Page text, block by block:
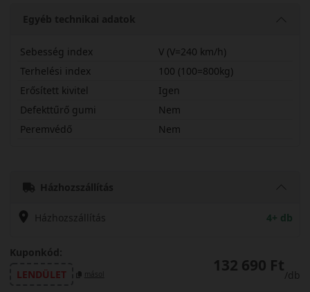
Egyéb technikai adatok
Sebesség index
V (V=240 km/h)
Terhelési index
100 (100=800kg)
Erősített kivitel
Igen
Defekttűrő gumi
Nem
Peremvédő
Nem
Házhozszállítás
Házhozszállítás 4+ db
Kuponkód:
LENDÜLET
másol 132 690 Ft
/db